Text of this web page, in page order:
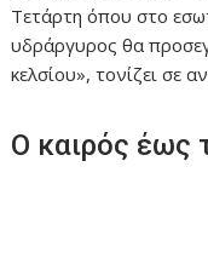
Τετάρτη όπου στο
υδράργυρος θα
κελσίου», τονίζει σε
Ο καιρός έως